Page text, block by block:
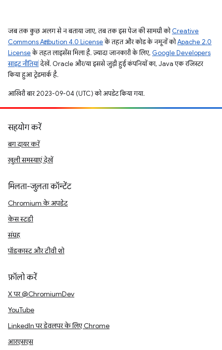
जब तक कुछ अलग से न बताया जाए, तब तक इस पेज की सामग्री कोCreative
Commons Attribution 4.0 Licenseके तहत और कोड के नमूनों कोApache 2.0
Licenseके तहत लाइसेंस मिला है. ज़्यादा जानकारी के लिए, Google Developers
साइट नीतियांदेखें. Oracle और/या इससे जुड़ी हुई कंपनियों का, Java एक रजिस्टर
किया हुआ ट्रेडमार्क है.
आखिरी बार 2023-09-04 (UTC) को अपडेट किया गया.
सहयोग करें
बग दायर करें
खुली समस्याएं देखें
मिलता-जुलता कॉन्टेंट
Chromium के अपडेट
केस स्टडी
संग्रह
पॉडकास्ट और टीवी शो
फ़ॉलो करें
X पर @ChromiumDev
YouTube
LinkedIn पर डेवलपर के लिए Chrome
आरएसएस